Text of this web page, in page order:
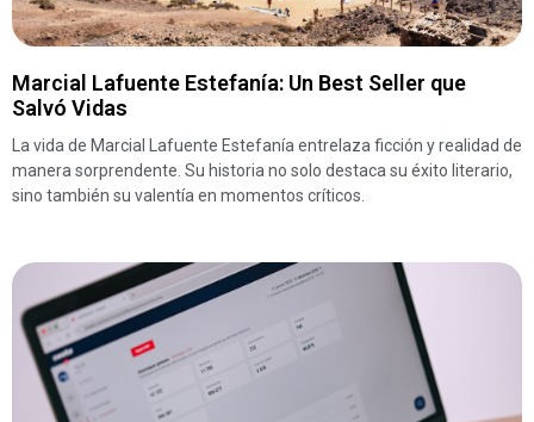
Marcial Lafuente Estefanía: Un Best Seller que
Salvó Vidas
La vida de Marcial Lafuente Estefanía entrelaza ficción y realidad de
manera sorprendente. Su historia no solo destaca su éxito literario,
sino también su valentía en momentos críticos.